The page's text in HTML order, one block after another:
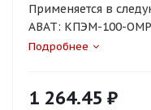
Применяется в
ABAT: КПЭМ-100-
Подробнее
1 264.45 ₽